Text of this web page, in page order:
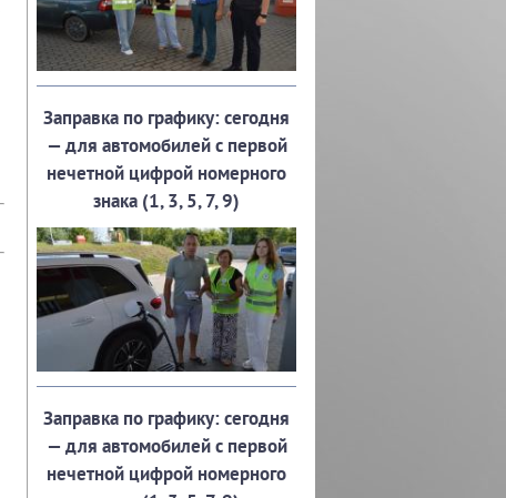
Заправка по графику: сегодня
— для автомобилей с первой
нечетной цифрой номерного
знака (1, 3, 5, 7, 9)
Заправка по графику: сегодня
— для автомобилей с первой
нечетной цифрой номерного